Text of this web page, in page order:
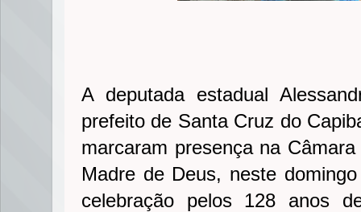
A deputada estadual
prefeito de Santa Cruz do
marcaram presença na
Madre de Deus, neste
celebração pelos 128 anos